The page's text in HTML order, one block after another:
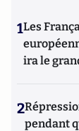
1Les
ira le
2
pendant